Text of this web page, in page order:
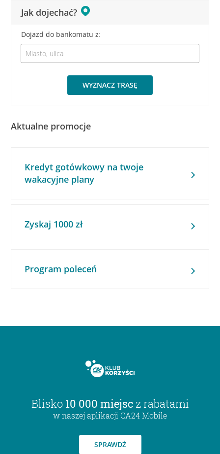
Jak dojechać?
Dojazd do bankomatu z:
WYZNACZ TRASĘ
Aktualne promocje
Kredyt gotówkowy na twoje
wakacyjne plany
Zyskaj 1000 zł
Program poleceń
Blisko 10 000 miejsc z rabatami
w naszej aplikacji CA24 Mobile
SPRAWDŹ